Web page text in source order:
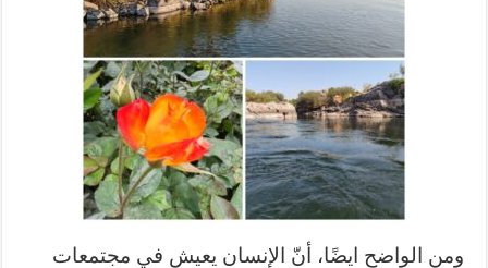
ومن الواضح ايضًا، أنّ الإنسان يعيش في مجتمعات